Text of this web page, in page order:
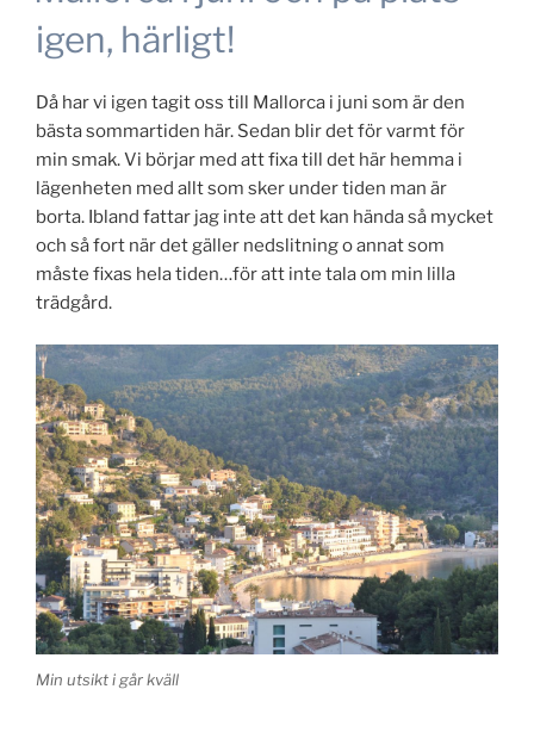
igen, härligt!
Då har vi igen tagit oss till Mallorca i juni som är den
bästa sommartiden här. Sedan blir det för varmt för
min smak. Vi börjar med att fixa till det här hemma i
lägenheten med allt som sker under tiden man är
borta. Ibland fattar jag inte att det kan hända så mycket
och så fort när det gäller nedslitning o annat som
måste fixas hela tiden…för att inte tala om min lilla
trädgård.
Min utsikt i går kväll